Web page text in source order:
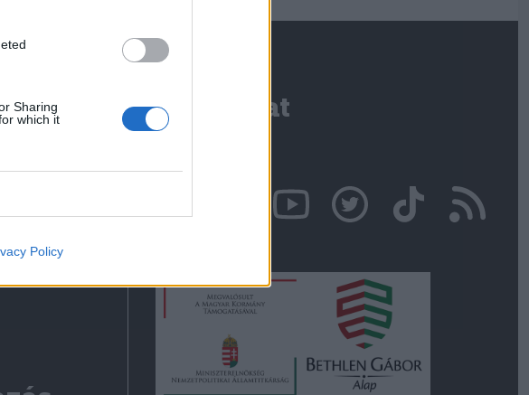
Sharing
which it
Policy
Kapcsolat